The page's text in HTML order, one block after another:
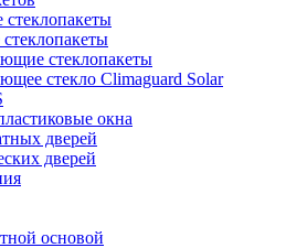
стеклопакеты
стекло Climaguard Solar
окна
дверей
дверей
основой